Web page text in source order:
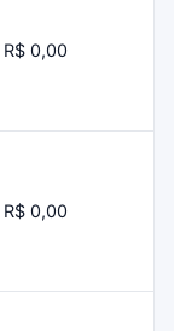
R$ 0,00
R$ 0,00